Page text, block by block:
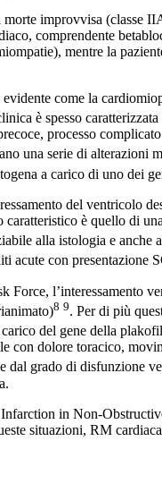
morte improvvisa (classe
comprendente
mentre la
come la
è spesso
processo
una serie di alterazioni
a carico di uno dei
del ventricolo
è quello di
alla istologia e anche
acute con presentazione
l’interessamento
8 9. Per di più
del gene della
con dolore toracico,
dal grado di disfunzione
in Non-
situazioni, RM